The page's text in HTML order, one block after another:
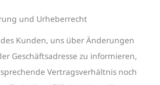
und Urheberrecht
Kunden, uns über Änderungen
Geschäftsadresse zu informieren,
Vertragsverhältnis noch